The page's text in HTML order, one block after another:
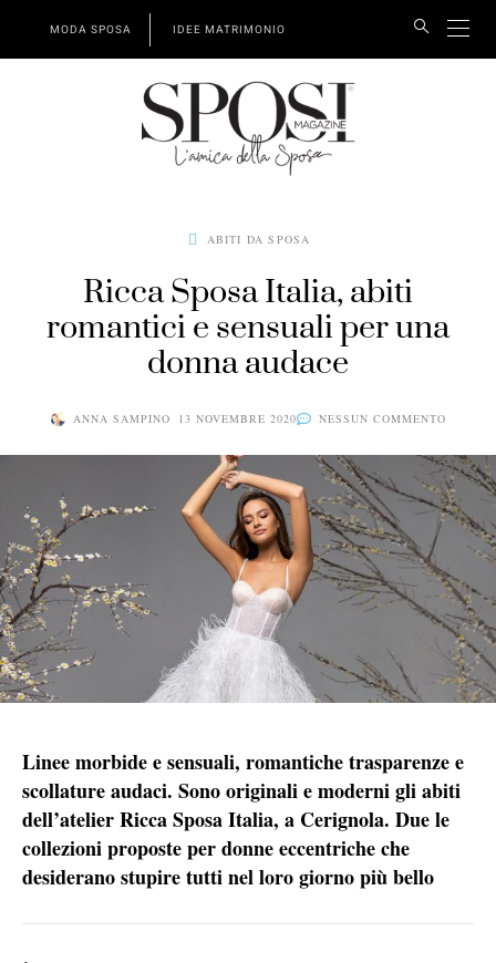
MODA SPOSA IDEE MATRIMONIO
ABITI DA SPOSA
Ricca Sposa Italia, abiti
romantici e sensuali per una
donna audace
ANNA SAMPINO 13 NOVEMBRE 2020 NESSUN COMMENTO
Linee morbide e sensuali, romantiche trasparenze e
scollature audaci. Sono originali e moderni gli abiti
dell’atelier Ricca Sposa Italia, a Cerignola. Due le
collezioni proposte per donne eccentriche che
desiderano stupire tutti nel loro giorno più bello